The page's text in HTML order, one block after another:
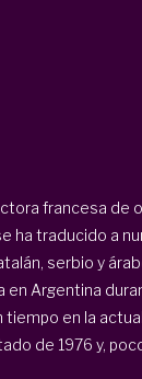
francesa de
ha traducido a
serbio y
en Argentina
en la
de 1976 y,